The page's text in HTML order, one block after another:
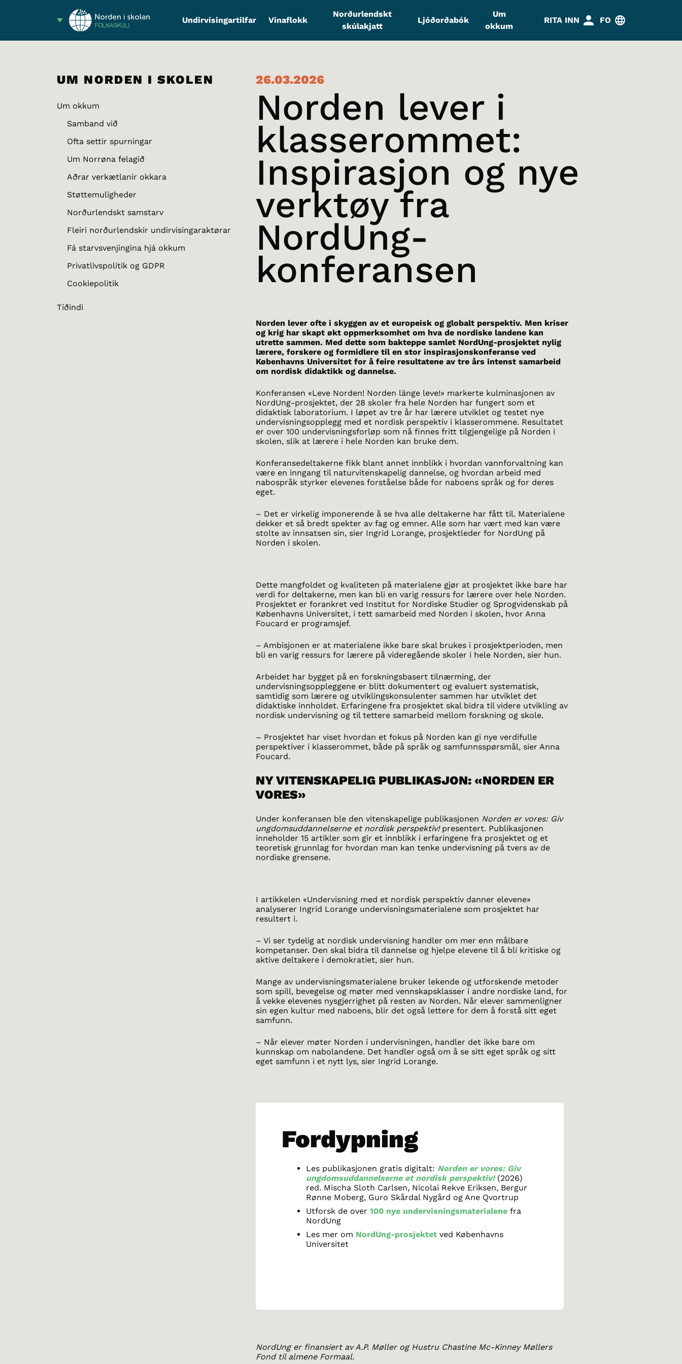
FÓLKASKÚLI
Undirvísingartilfar Vinaflokk
Norðurlendskt
skúlakjatt
Ljóðorðabók
Um
okkum
RITA INN FO
UM NORDEN I SKOLEN
Um okkum
Samband við
Ofta settir spurningar
Um Norrøna felagið
Aðrar verkætlanir okkara
Støttemuligheder
Norðurlendskt samstarv
Fleiri norðurlendskir undirvisíngaraktørar
Fá starvsvenjingina hjá okkum
Privatlivspolitik og GDPR
Cookiepolitik
Tíðindi
26.03.2026
Norden lever i
klasserommet:
Inspirasjon og nye
verktøy fra
NordUng-
konferansen
Norden lever ofte i skyggen av et europeisk og globalt perspektiv. Men kriser
og krig har skapt økt oppmerksomhet om hva de nordiske landene kan
utrette sammen. Med dette som bakteppe samlet NordUng-prosjektet nylig
lærere, forskere og formidlere til en stor inspirasjonskonferanse ved
Københavns Universitet for å feire resultatene av tre års intenst samarbeid
om nordisk didaktikk og dannelse.
Konferansen «Leve Norden! Norden länge leve!» markerte kulminasjonen av
NordUng-prosjektet, der 28 skoler fra hele Norden har fungert som et
didaktisk laboratorium. I løpet av tre år har lærere utviklet og testet nye
undervisningsopplegg med et nordisk perspektiv i klasserommene. Resultatet
er over 100 undervisningsforløp som nå finnes fritt tilgjengelige på Norden i
skolen, slik at lærere i hele Norden kan bruke dem.
Konferansedeltakerne fikk blant annet innblikk i hvordan vannforvaltning kan
være en inngang til naturvitenskapelig dannelse, og hvordan arbeid med
nabospråk styrker elevenes forståelse både for naboens språk og for deres
eget.
– Det er virkelig imponerende å se hva alle deltakerne har fått til. Materialene
dekker et så bredt spekter av fag og emner. Alle som har vært med kan være
stolte av innsatsen sin, sier Ingrid Lorange, prosjektleder for NordUng på
Norden i skolen.
Dette mangfoldet og kvaliteten på materialene gjør at prosjektet ikke bare har
verdi for deltakerne, men kan bli en varig ressurs for lærere over hele Norden.
Prosjektet er forankret ved Institut for Nordiske Studier og Sprogvidenskab på
Københavns Universitet, i tett samarbeid med Norden i skolen, hvor Anna
Foucard er programsjef.
– Ambisjonen er at materialene ikke bare skal brukes i prosjektperioden, men
bli en varig ressurs for lærere på videregående skoler i hele Norden, sier hun.
Arbeidet har bygget på en forskningsbasert tilnærming, der
undervisningsoppleggene er blitt dokumentert og evaluert systematisk,
samtidig som lærere og utviklingskonsulenter sammen har utviklet det
didaktiske innholdet. Erfaringene fra prosjektet skal bidra til videre utvikling av
nordisk undervisning og til tettere samarbeid mellom forskning og skole.
– Prosjektet har viset hvordan et fokus på Norden kan gi nye verdifulle
perspektiver i klasserommet, både på språk og samfunnsspørsmål, sier Anna
Foucard.
NY VITENSKAPELIG PUBLIKASJON: «NORDEN ER
VORES»
Under konferansen ble den vitenskapelige publikasjonen Norden er vores: Giv
ungdomsuddannelserne et nordisk perspektiv!presentert. Publikasjonen
inneholder 15 artikler som gir et innblikk i erfaringene fra prosjektet og et
teoretisk grunnlag for hvordan man kan tenke undervisning på tvers av de
nordiske grensene.
I artikkelen «Undervisning med et nordisk perspektiv danner elevene»
analyserer Ingrid Lorange undervisningsmaterialene som prosjektet har
resultert i.
– Vi ser tydelig at nordisk undervisning handler om mer enn målbare
kompetanser. Den skal bidra til dannelse og hjelpe elevene til å bli kritiske og
aktive deltakere i demokratiet, sier hun.
Mange av undervisningsmaterialene bruker lekende og utforskende metoder
som spill, bevegelse og møter med vennskapsklasser i andre nordiske land, for
å vekke elevenes nysgjerrighet på resten av Norden. Når elever sammenligner
sin egen kultur med naboens, blir det også lettere for dem å forstå sitt eget
samfunn.
– Når elever møter Norden i undervisningen, handler det ikke bare om
kunnskap om nabolandene. Det handler også om å se sitt eget språk og sitt
eget samfunn i et nytt lys, sier Ingrid Lorange.
Fordypning
Les publikasjonen gratis digitalt: Norden er vores: Giv
ungdomsuddannelserne et nordisk perspektiv!(2026)
red. Mischa Sloth Carlsen, Nicolai Rekve Eriksen, Bergur
Rønne Moberg, Guro Skårdal Nygård og Ane Qvortrup
Utforsk de over 100 nye undervisningsmaterialenefra
NordUng
Les mer om NordUng-prosjektetved Københavns
Universitet
NordUng er finansiert av A.P. Møller og Hustru Chastine Mc-Kinney Møllers
Fond til almene Formaal.